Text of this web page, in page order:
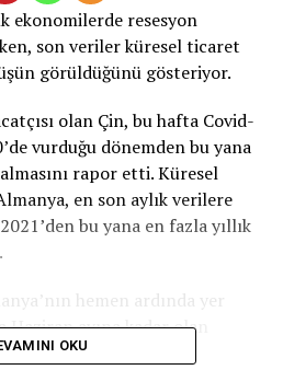
ekonomilerde resesyon
son veriler küresel ticaret
görüldüğünü gösteriyor.
olan Çin, bu hafta Covid-
vurduğu dönemden bu yana
rapor etti. Küresel
en son aylık verilere
bu yana en fazla yıllık
hemen ardında yer
Haziran ayına kadar olan
Amerikan ekonomisi,
OKU